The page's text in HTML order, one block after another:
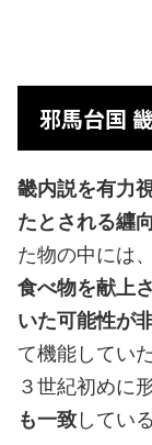
邪馬台国
畿内説を有力
たとされる纒
た物の中には、
食べ物を献上
いた可能性が
て機能してい
３世紀初めに
も一致してい